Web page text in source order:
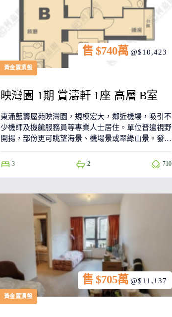
黃金置頂盤
映灣園 1期 賞濤軒 1座 高層 B室
東涌藍籌屋苑映灣園，規模宏大，鄰近機場，吸引不
少機師及機艙服務員等專業人士居住。單位普遍視野
開揚，部份更可眺望海景、機場景或翠綠山景。發展
3 2 710
售 $740萬 @$10,423
黃金置頂盤
售 $705萬 @$11,137